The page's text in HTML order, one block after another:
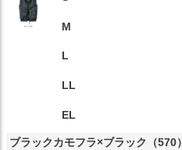
M
L
LL
EL
ブラックカモフラ×ブラック（570）